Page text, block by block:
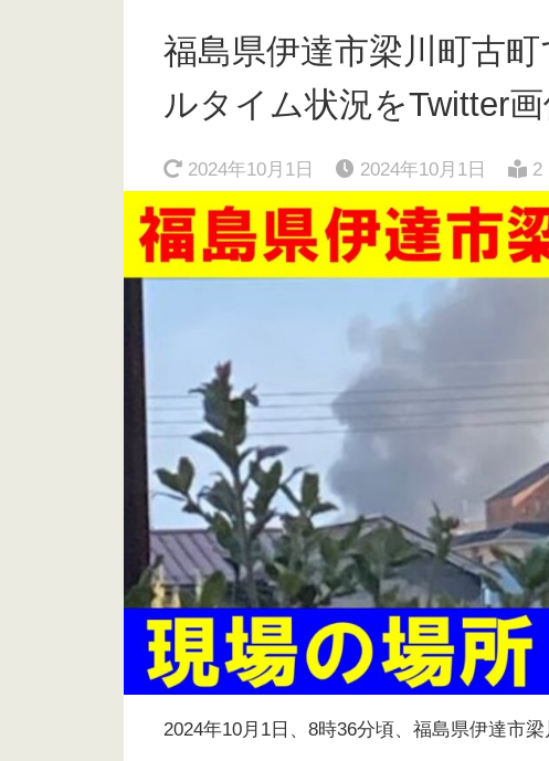
福島県伊達市梁川町古
ルタイム状況をTwitter
2024年10月1日 2024年10月1日 2
2024年10月1日、8時36分頃、福島県伊達市